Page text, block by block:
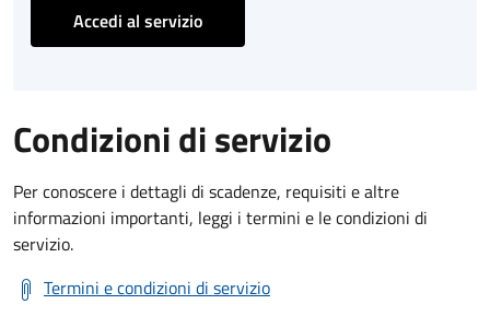
Accedi al servizio
Condizioni di servizio
Per conoscere i dettagli di scadenze, requisiti e altre
informazioni importanti, leggi i termini e le condizioni di
servizio.
Termini e condizioni di servizio